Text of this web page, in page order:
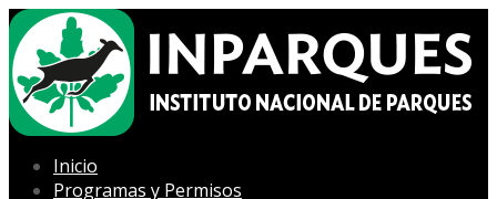
Inicio
Programas y Permisos